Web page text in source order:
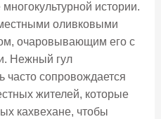
истории.
оливковыми
очаровывающим его с
Нежный гул
часто сопровождается
жителей, которые
кахвехане, чтобы